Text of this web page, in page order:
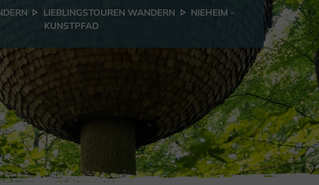
LIEBLINGSTOUREN WANDERN
NIEHEIM -
KUNSTPFAD